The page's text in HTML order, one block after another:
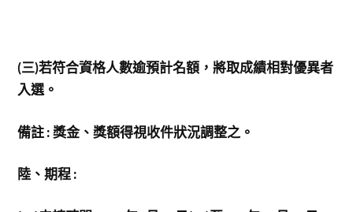
(三)若符合資格人數逾預計名額，將取成績相對優異者
入選。
備註 : 獎金、獎額得視收件狀況調整之。
陸、期程 :